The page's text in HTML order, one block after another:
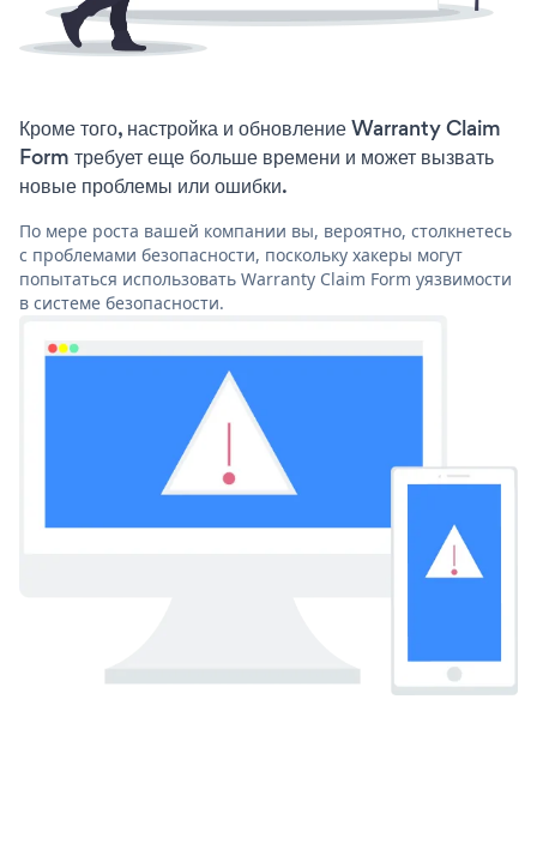
Кроме того, настройка и обновление Warranty Claim
Form требует еще больше времени и может вызвать
новые проблемы или ошибки.
По мере роста вашей компании вы, вероятно, столкнетесь
с проблемами безопасности, поскольку хакеры могут
попытаться использовать Warranty Claim Form уязвимости
в системе безопасности.